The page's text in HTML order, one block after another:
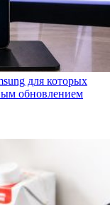
для которых
обновлением